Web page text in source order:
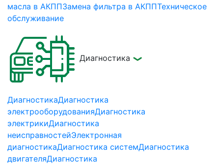
масла в AКППЗамена фильтра в АКППТехническое
обслуживание
Диагностика
ДиагностикаДиагностика
электрооборудованияДиагностика
электрикиДиагностика
неисправностейЭлектронная
диагностикаДиагностика системДиагностика
двигателяДиагностика